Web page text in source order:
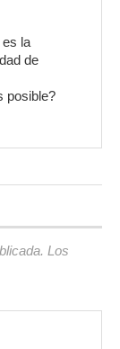
la
de
posible?
Los